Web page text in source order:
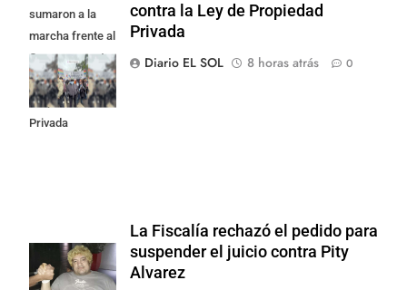
sumaron a la
marcha frente al
Congreso contra
la Ley de
Propiedad
Privada
contra la Ley de Propiedad
Privada
Diario EL SOL
8 horas atrás 0
La Fiscalía rechazó el pedido para
suspender el juicio contra Pity
Alvarez